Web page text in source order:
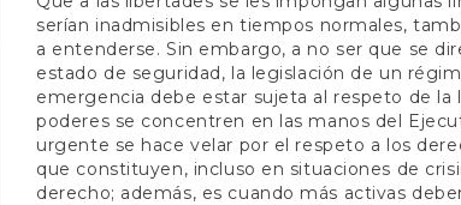
serían inadmisibles en tiempos normales,
a entenderse. Sin embargo, a no ser que se
estado de seguridad, la legislación de un
emergencia debe estar sujeta al respeto de la
poderes se concentren en las manos del
urgente se hace velar por el respeto a los
que constituyen, incluso en situaciones de
derecho; además, es cuando más activas